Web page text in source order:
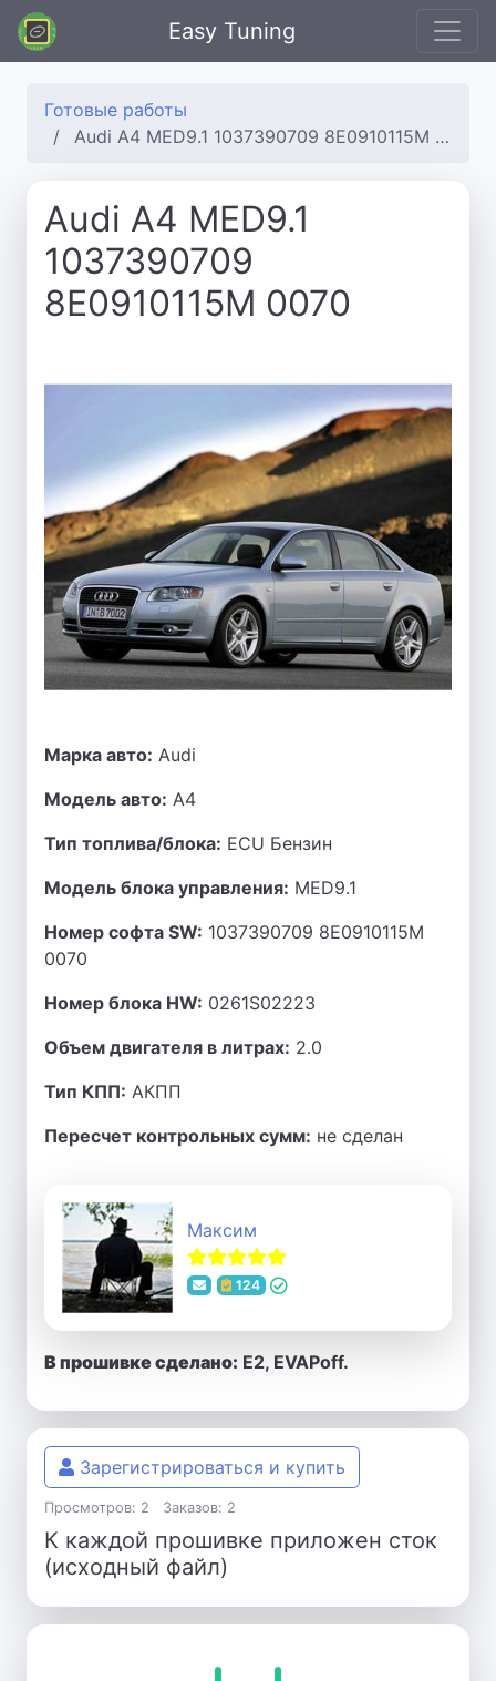
Easy Tuning
Готовые работы
Audi A4 MED9.1 1037390709 8E0910115M 0070
Audi A4 MED9.1
1037390709
8E0910115M 0070
Марка авто: Audi
Модель авто: A4
Тип топлива/блока: ECU Бензин
Модель блока управления: MED9.1
Номер софта SW: 1037390709 8E0910115M
0070
Номер блока HW: 0261S02223
Объем двигателя в литрах: 2.0
Тип КПП: АКПП
Пересчет контрольных сумм: не сделан
Максим
124
В прошивке сделано: E2, EVAPoff.
Зарегистрироваться и купить
Просмотров: 2 Заказов: 2
К каждой прошивке приложен сток
(исходный файл)